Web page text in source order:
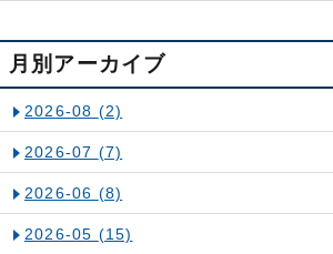
月別アーカイブ
2026-08 (2)
2026-07 (7)
2026-06 (8)
2026-05 (15)